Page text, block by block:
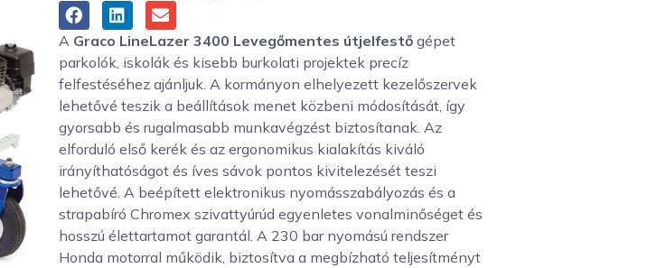
A Graco LineLazer 3400 Levegőmentes útjelfestő gépet
parkolók, iskolák és kisebb burkolati projektek precíz
felfestéséhez ajánljuk. A kormányon elhelyezett kezelőszervek
lehetővé teszik a beállítások menet közbeni módosítását, így
gyorsabb és rugalmasabb munkavégzést biztosítanak. Az
elforduló első kerék és az ergonomikus kialakítás kiváló
irányíthatóságot és íves sávok pontos kivitelezését teszi
lehetővé. A beépített elektronikus nyomásszabályozás és a
strapabíró Chromex szivattyúrúd egyenletes vonalminőséget és
hosszú élettartamot garantál. A 230 bar nyomású rendszer
Honda motorral működik, biztosítva a megbízható teljesítményt